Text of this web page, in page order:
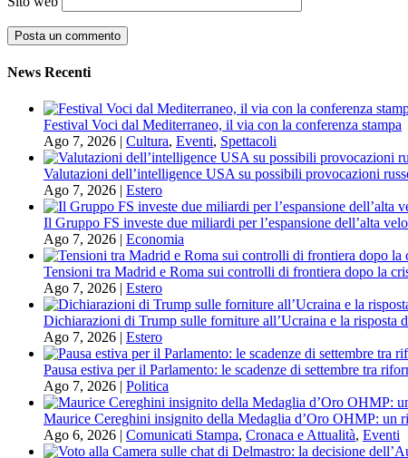
News Recenti
Festival Voci dal Mediterraneo, il via con la conferenza stampa
Ago 7, 2026 | Cultura, Eventi, Spettacoli
Valutazioni dell’intelligence USA su possibili provocazioni
Ago 7, 2026 | Estero
Il Gruppo FS investe due miliardi per l’espansione dell’alta
Ago 7, 2026 | Economia
Tensioni tra Madrid e Roma sui controlli di frontiera dopo la
Ago 7, 2026 | Estero
Dichiarazioni di Trump sulle forniture all’Ucraina e la risposta
Ago 7, 2026 | Estero
Pausa estiva per il Parlamento: le scadenze di settembre tra
Ago 7, 2026 | Politica
Maurice Cereghini insignito della Medaglia d’Oro OHMP: un
Ago 6, 2026 | Comunicati Stampa, Cronaca e Attualità, Eventi